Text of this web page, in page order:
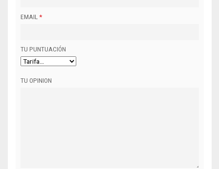
EMAIL *
TU PUNTUACIÓN
TU OPINION